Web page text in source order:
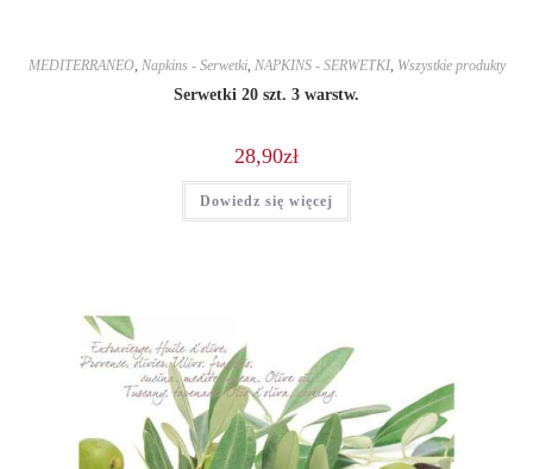
MEDITERRANEO, Napkins - Serwetki, NAPKINS - SERWETKI, Wszystkie produkty
Serwetki 20 szt. 3 warstw.
28,90zł
Dowiedz się więcej